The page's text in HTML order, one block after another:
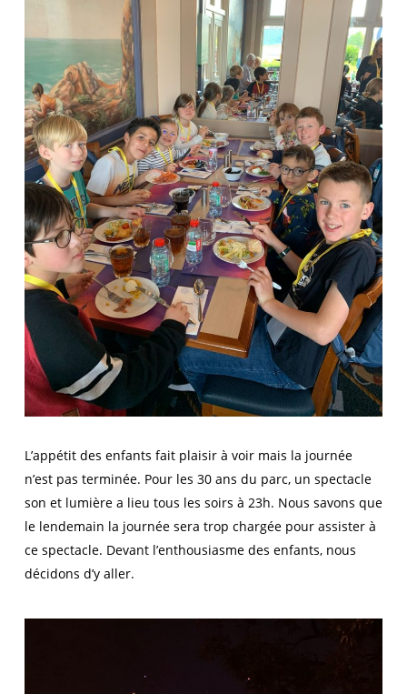
L’appétit des enfants fait plaisir à voir mais la journée
n’est pas terminée. Pour les 30 ans du parc, un spectacle
son et lumière a lieu tous les soirs à 23h. Nous savons que
le lendemain la journée sera trop chargée pour assister à
ce spectacle. Devant l’enthousiasme des enfants, nous
décidons d’y aller.